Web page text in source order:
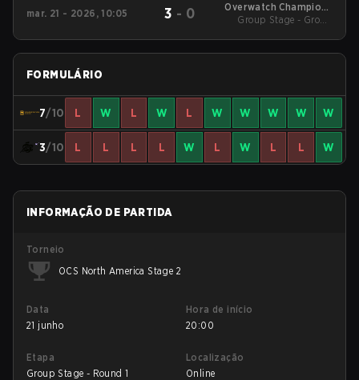
mar. 21 - 2026, 10:05 3 - 0
Overwatch Champions
Series - North
Group Stage - Group
FORMULÁRIO
7/10 L W L W L W W W W W
3/10 L L L L W L W L L W
INFORMAÇÃO DE PARTIDA
Torneio
OCS North America Stage 2
Data
21 junho
Hora de início
20:00
Etapa
Group Stage - Round 1
Localização
Online